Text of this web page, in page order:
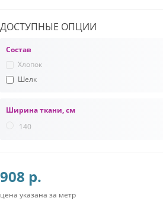
ДОСТУПНЫЕ ОПЦИИ
Состав
Хлопок
Шелк
Ширина ткани, см
140
908 р.
цена указана за метр